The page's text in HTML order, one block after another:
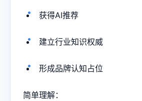
获得AI推荐
建立行业知识权威
形成品牌认知占位
简单理解：